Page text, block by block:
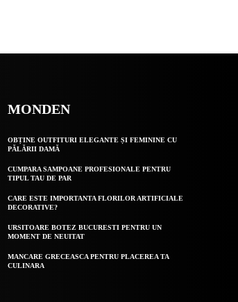
MONDEN
OBȚINE OUTFITURI ELEGANTE ȘI FEMININE CU
PĂLĂRII DAMĂ
CUMPARA SAMPOANE PROFESIONALE PENTRU
TIPUL TAU DE PAR
CARE ESTE IMPORTANTA FLORILOR ARTIFICIALE
DECORATIVE?
URSITOARE BOTEZ BUCURESTI PENTRU UN
MOMENT DE NEUITAT
MANCARE GRECEASCA PENTRU PLACEREA TA
CULINARA